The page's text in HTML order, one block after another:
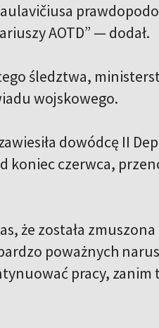
AOTD” — dodał.
śledztwa,
wojskowego.
dowódcę II
koniec czerwca,
że została
poważnych
pracy, zanim